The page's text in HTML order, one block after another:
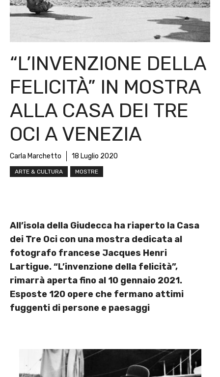
“L’INVENZIONE DELLA
FELICITÀ” IN MOSTRA
ALLA CASA DEI TRE
OCI A VENEZIA
Carla Marchetto 18 Luglio 2020
ARTE & CULTURA MOSTRE
All’isola della Giudecca ha riaperto la Casa
dei Tre Oci con una mostra dedicata al
fotografo francese Jacques Henri
Lartigue. “L’invenzione della felicità”,
rimarrà aperta fino al 10 gennaio 2021.
Esposte 120 opere che fermano attimi
fuggenti di persone e paesaggi